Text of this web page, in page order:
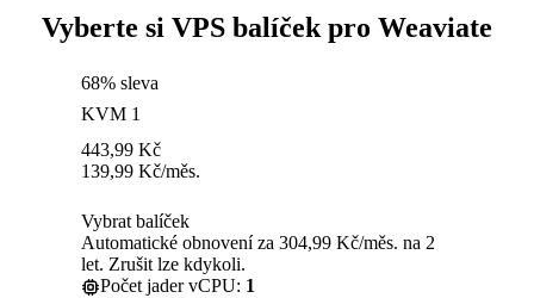
Vyberte si VPS balíček pro Weaviate
68% sleva
KVM 1
443,99 Kč
139,99 Kč/měs.
Vybrat balíček
Automatické obnovení za 304,99 Kč/měs. na 2
let. Zrušit lze kdykoli.
Počet jader vCPU: 1